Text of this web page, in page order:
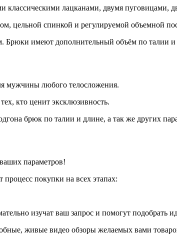
лацканами, двумя пуговицами,
цельной спинкой и регулируемой объемной
имеют дополнительный объём по талии
мужчины любого телосложения.
кто ценит эксклюзивность.
брюк по талии и длине, а так же других
параметров!
покупки на всех этапах:
изучат ваш запрос и помогут подобрать
живые видео обзоры желаемых вами